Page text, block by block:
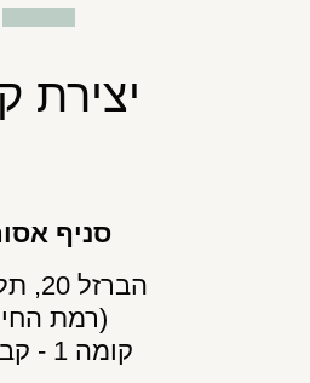
יצירת
סניף
הברזל 20, תל אביב
(רמת
קומה 1 - קבלה 6